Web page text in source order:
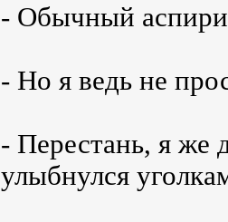
- Обычный
- Но я ведь не
- Перестань, я же
улыбнулся